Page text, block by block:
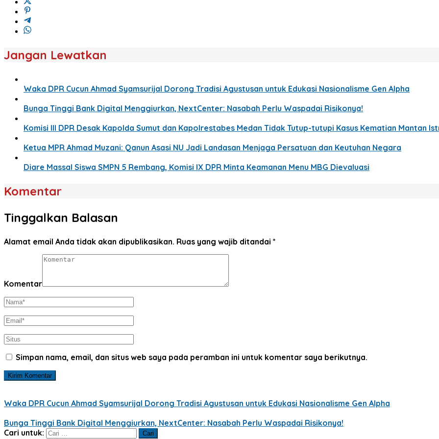
Jangan Lewatkan
Waka DPR Cucun Ahmad Syamsurijal Dorong Tradisi Agustusan untuk Edukasi Nasionalisme Gen Alpha
Bunga Tinggi Bank Digital Menggiurkan, NextCenter: Nasabah Perlu Waspadai Risikonya!
Komisi III DPR Desak Kapolda Sumut dan Kapolrestabes Medan Tidak Tutup-tutupi Kasus Kematian Mantan
Ketua MPR Ahmad Muzani: Qanun Asasi NU Jadi Landasan Menjaga Persatuan dan Keutuhan Negara
Diare Massal Siswa SMPN 5 Rembang, Komisi IX DPR Minta Keamanan Menu MBG Dievaluasi
Komentar
Tinggalkan Balasan
Alamat email Anda tidak akan dipublikasikan. Ruas yang wajib ditandai *
Komentar
Simpan nama, email, dan situs web saya pada peramban ini untuk komentar saya berikutnya.
Waka DPR Cucun Ahmad Syamsurijal Dorong Tradisi Agustusan untuk Edukasi Nasionalisme Gen Alpha
Bunga Tinggi Bank Digital Menggiurkan, NextCenter: Nasabah Perlu Waspadai Risikonya!
Cari untuk: